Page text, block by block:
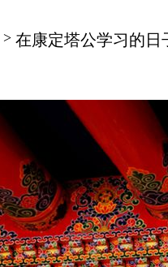
> 在康定塔公学习的日